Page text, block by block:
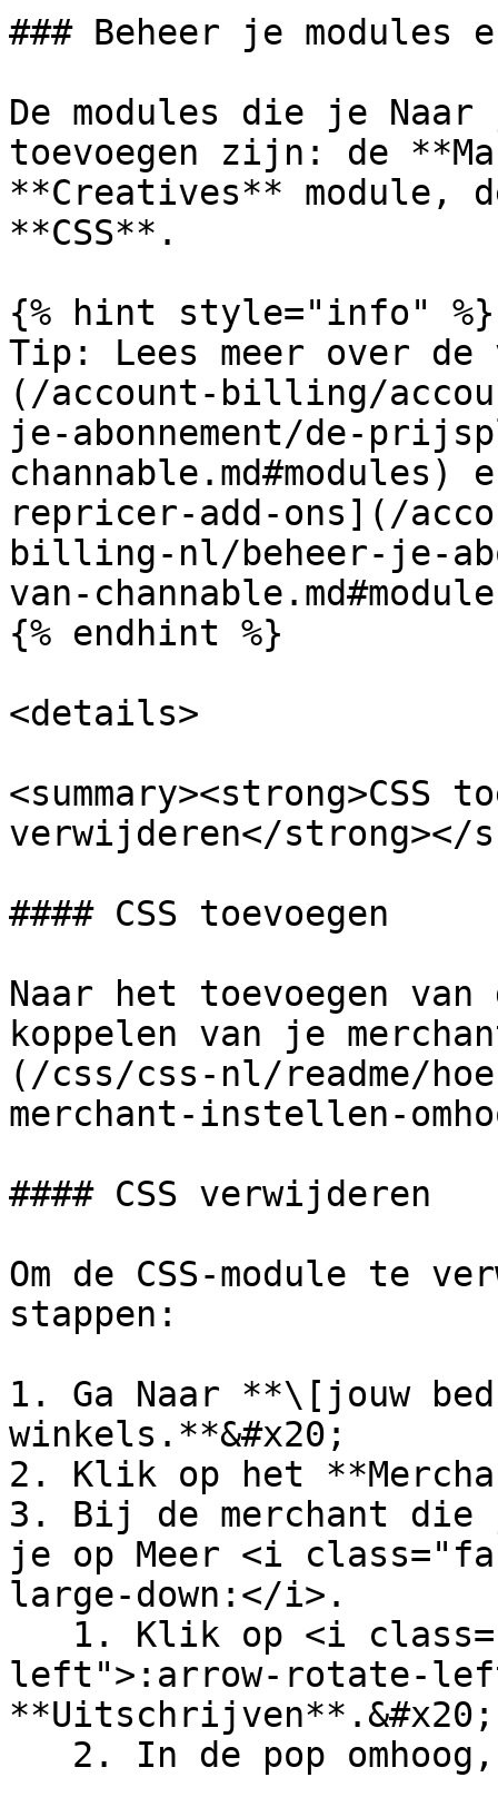
### Beheer je modules
De modules die je Naar
toevoegen zijn: de
**Creatives** module,
**CSS**.
{% hint style="info" %}
Tip: Lees meer over
(/account-billing/
je-abonnement/de-
repricer-add-ons](/
billing-nl/beheer-je-
van-
{% endhint %}
<details>
<summary><strong>CSS
verwijderen</strong></
#### CSS toevoegen
Naar het toevoegen van
koppelen van je
(/css/css-nl/readme/
merchant-instellen-
#### CSS verwijderen
Om de CSS-module te
stappen:
1. Ga Naar **\[jouw
winkels.**&#x20;
2. Klik op het
3. Bij de merchant
je op Meer <i
large-down:</i>.
left">:arrow-rotate-
**Uitschrijven**.&#x20;